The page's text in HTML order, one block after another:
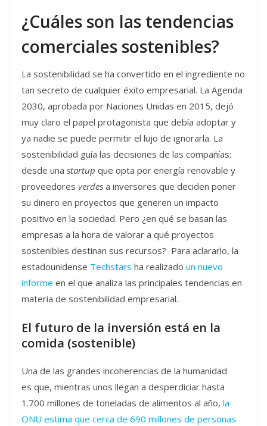
¿Cuáles son las tendencias
comerciales sostenibles?
La sostenibilidad se ha convertido en el ingrediente no
tan secreto de cualquier éxito empresarial. La Agenda
2030, aprobada por Naciones Unidas en 2015, dejó
muy claro el papel protagonista que debía adoptar y
ya nadie se puede permitir el lujo de ignorarla. La
sostenibilidad guía las decisiones de las compañías:
desde una startup que opta por energía renovable y
proveedores verdes a inversores que deciden poner
su dinero en proyectos que generen un impacto
positivo en la sociedad. Pero ¿en qué se basan las
empresas a la hora de valorar a qué proyectos
sostenibles destinan sus recursos? Para aclararlo, la
estadounidense Techstars ha realizado un nuevo
informe en el que analiza las principales tendencias en
materia de sostenibilidad empresarial.
El futuro de la inversión está en la
comida (sostenible)
Una de las grandes incoherencias de la humanidad
es que, mientras unos llegan a desperdiciar hasta
1.700 millones de toneladas de alimentos al año, la
ONU estima que cerca de 690 millones de personas